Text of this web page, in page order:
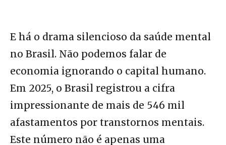
E há o drama silencioso da saúde mental
no Brasil. Não podemos falar de
economia ignorando o capital humano.
Em 2025, o Brasil registrou a cifra
impressionante de mais de 546 mil
afastamentos por transtornos mentais.
Este número não é apenas uma